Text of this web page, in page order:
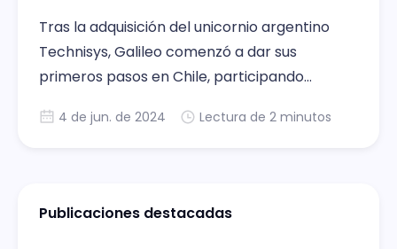
Tras la adquisición del unicornio argentino
Technisys, Galileo comenzó a dar sus
primeros pasos en Chile, participando
4 de jun. de 2024 Lectura de 2 minutos
Publicaciones destacadas